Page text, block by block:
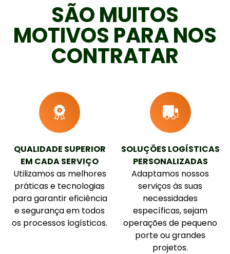
SÃO MUITOS
MOTIVOS PARA NOS
CONTRATAR
QUALIDADE SUPERIOR
EM CADA SERVIÇO
Utilizamos as melhores
práticas e tecnologias
para garantir eficiência
e segurança em todos
os processos logísticos.
SOLUÇÕES LOGÍSTICAS
PERSONALIZADAS
Adaptamos nossos
serviços às suas
necessidades
específicas, sejam
operações de pequeno
porte ou grandes
projetos.